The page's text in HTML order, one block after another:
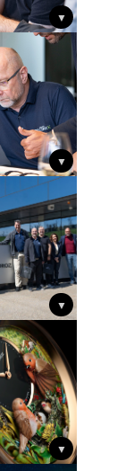
▼
▼
▼
▼